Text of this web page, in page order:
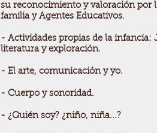
su reconocimiento y valoración por
familia y Agentes Educativos.
- Actividades propias de la infancia:
literatura y exploración.
- El arte, comunicación y yo.
- Cuerpo y sonoridad.
- ¿Quién soy? ¿niño, niña...?